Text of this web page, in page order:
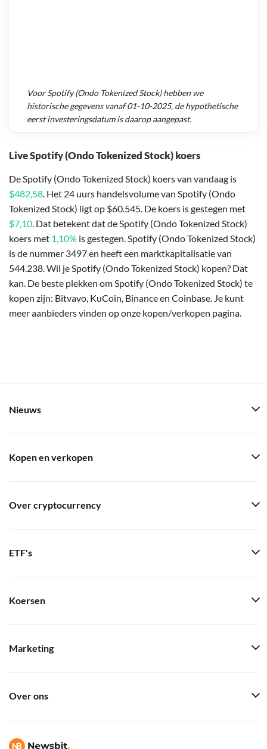
Live Spotify (Ondo Tokenized Stock) koers
De Spotify (Ondo Tokenized Stock) koers van vandaag is
$482,58. Het 24 uurs handelsvolume van Spotify (Ondo
Tokenized Stock) ligt op $60.545. De koers is gestegen met
$7,10. Dat betekent dat de Spotify (Ondo Tokenized Stock)
koers met 1,10% is gestegen. Spotify (Ondo Tokenized Stock)
is de nummer 3497 en heeft een marktkapitalisatie van
544.238. Wil je Spotify (Ondo Tokenized Stock) kopen? Dat
kan. De beste plekken om Spotify (Ondo Tokenized Stock) te
kopen zijn: Bitvavo, KuCoin, Binance en Coinbase. Je kunt
meer aanbieders vinden op onze kopen/verkopen pagina.
VoorSpotify (Ondo Tokenized Stock)hebben we
historische gegevens vanaf01-10-2025, de hypothetische
eerst investeringsdatum is daarop aangepast.
Nieuws
Kopen en verkopen
Over cryptocurrency
ETF's
Koersen
Marketing
Over ons